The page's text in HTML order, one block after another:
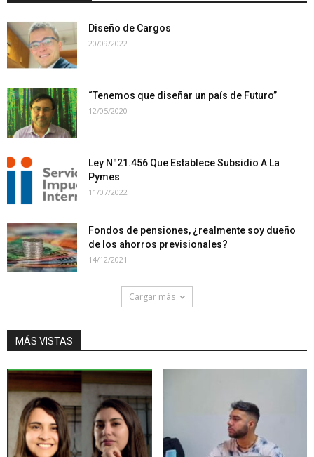
Diseño de Cargos
20/09/2022
“Tenemos que diseñar un país de Futuro”
12/05/2020
Ley N°21.456 Que Establece Subsidio A La
Pymes
11/07/2022
Fondos de pensiones, ¿realmente soy dueño
de los ahorros previsionales?
14/12/2021
Cargar más
MÁS VISTAS